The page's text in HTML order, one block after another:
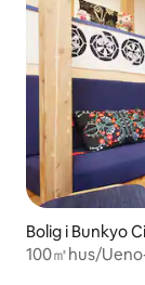
Bolig i Bunkyo
100㎡hus/